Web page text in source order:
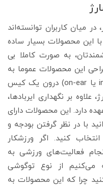
میان کاربران توانسته‌اند
با این محصولات بسیار ساده
به صورت کاملا بی
این محصولات عموما به
این صورت است که دو ایرباد (in-ear یا on-ear) درون یک کیس
بر نگهداری ایربادها،
دارد. این محصولات دارای
با در نظر گرفتن بودجه و
کنید. اگر ورزشکار
فعالیت‌های ورزشی به
از نوع توگوشی
چرا که این محصولات به